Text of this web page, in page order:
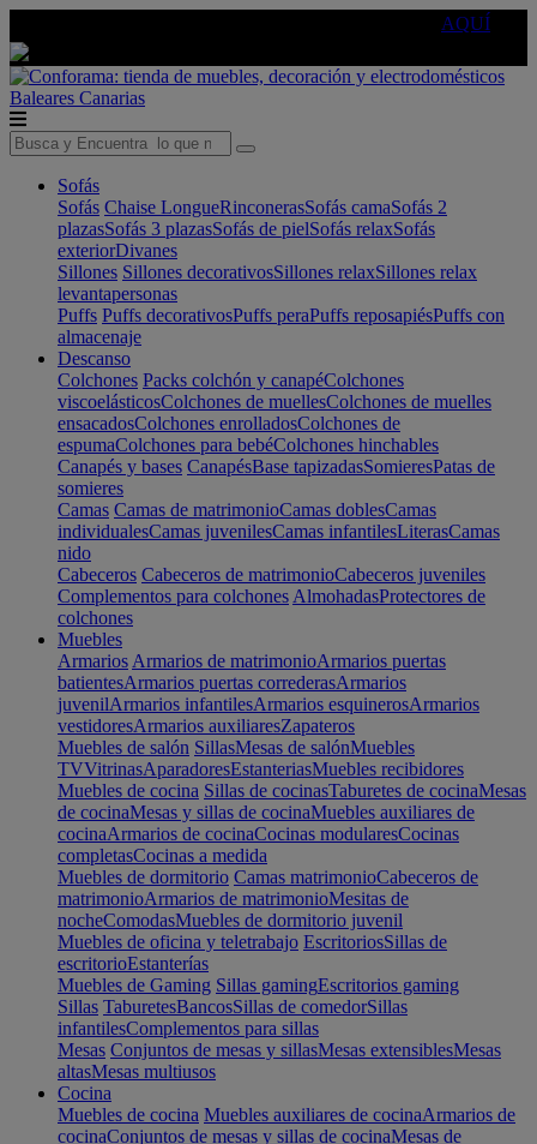
AQUÍ
Baleares Canarias
Sofás
Sofás Chaise LongueRinconerasSofás camaSofás 2
plazasSofás 3 plazasSofás de pielSofás relaxSofás
exteriorDivanes
Sillones Sillones decorativosSillones relaxSillones relax
levantapersonas
Puffs Puffs decorativosPuffs peraPuffs reposapiésPuffs con
almacenaje
Descanso
Colchones Packs colchón y canapéColchones
viscoelásticosColchones de muellesColchones de muelles
ensacadosColchones enrolladosColchones de
espumaColchones para bebéColchones hinchables
Canapés y bases CanapésBase tapizadasSomieresPatas de
somieres
Camas Camas de matrimonioCamas doblesCamas
individualesCamas juvenilesCamas infantilesLiterasCamas
nido
Cabeceros Cabeceros de matrimonioCabeceros juveniles
Complementos para colchones AlmohadasProtectores de
colchones
Muebles
Armarios Armarios de matrimonioArmarios puertas
batientesArmarios puertas correderasArmarios
juvenilArmarios infantilesArmarios esquinerosArmarios
vestidoresArmarios auxiliaresZapateros
Muebles de salón SillasMesas de salónMuebles
TVVitrinasAparadoresEstanteriasMuebles recibidores
Muebles de cocina Sillas de cocinasTaburetes de cocinaMesas
de cocinaMesas y sillas de cocinaMuebles auxiliares de
cocinaArmarios de cocinaCocinas modularesCocinas
completasCocinas a medida
Muebles de dormitorio Camas matrimonioCabeceros de
matrimonioArmarios de matrimonioMesitas de
nocheComodasMuebles de dormitorio juvenil
Muebles de oficina y teletrabajo EscritoriosSillas de
escritorioEstanterías
Muebles de Gaming Sillas gamingEscritorios gaming
Sillas TaburetesBancosSillas de comedorSillas
infantilesComplementos para sillas
Mesas Conjuntos de mesas y sillasMesas extensiblesMesas
altasMesas multiusos
Cocina
Muebles de cocina Muebles auxiliares de cocinaArmarios de
cocinaConjuntos de mesas y sillas de cocinaMesas de